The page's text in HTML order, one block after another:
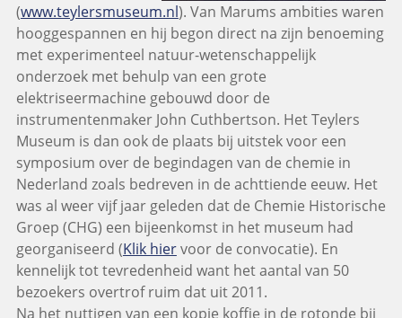
(www.teylersmuseum.nl). Van Marums ambities waren
hooggespannen en hij begon direct na zijn benoeming
met experimenteel natuur-wetenschappelijk
onderzoek met behulp van een grote
elektriseermachine gebouwd door de
instrumentenmaker John Cuthbertson. Het Teylers
Museum is dan ook de plaats bij uitstek voor een
symposium over de begindagen van de chemie in
Nederland zoals bedreven in de achttiende eeuw. Het
was al weer vijf jaar geleden dat de Chemie Historische
Groep (CHG) een bijeenkomst in het museum had
georganiseerd (Klik hiervoor de convocatie). En
kennelijk tot tevredenheid want het aantal van 50
bezoekers overtrof ruim dat uit 2011.
Na het nuttigen van een kopje koffie in de rotonde bij